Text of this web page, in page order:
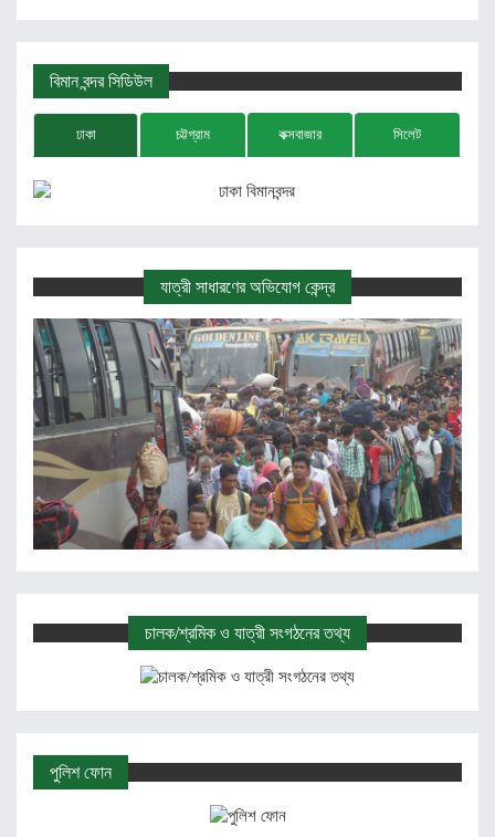
বিমান বন্দর সিডিউল
ঢাকা চট্টগ্রাম কক্সবাজার সিলেট
যাত্রী সাধারণের অভিযোগ কেন্দ্র
চালক/শ্রমিক ও যাত্রী সংগঠনের তথ্য
পুলিশ ফোন